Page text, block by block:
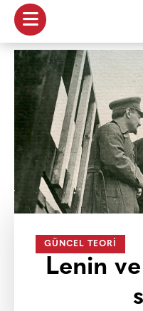
GÜNCEL TEORI
Lenin